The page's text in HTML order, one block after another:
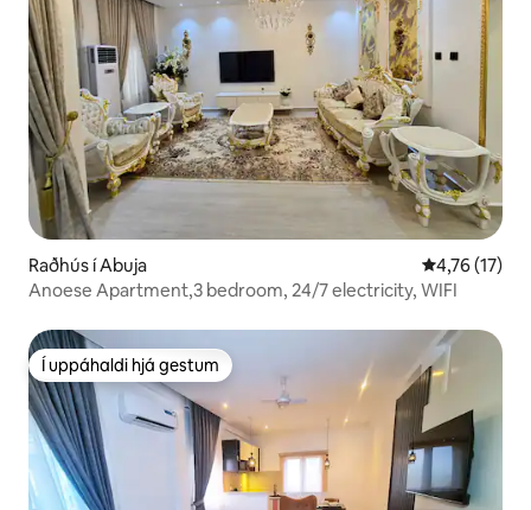
Raðhús í Abuja 4,76 af 5 í
4,76 (17)
Anoese Apartment,3 bedroom, 24/7 electricity, WIFI
Í uppáhaldi hjá gestum
Í uppáhaldi hjá gestum